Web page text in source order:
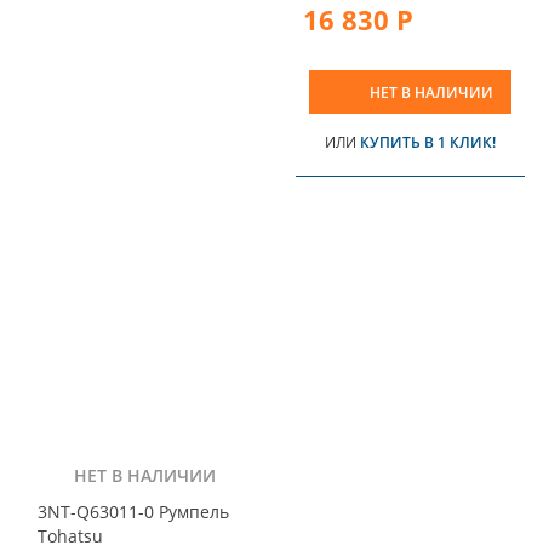
16 830 Р
НЕТ В НАЛИЧИИ
ИЛИ КУПИТЬ В 1 КЛИК!
НЕТ В НАЛИЧИИ
3NT-Q63011-0 Румпель
Tohatsu